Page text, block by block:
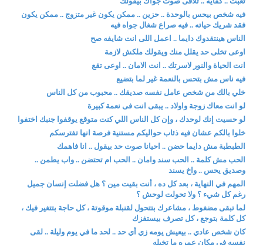
فيه شخص بيحس بالوحدة .. حزين .. ممكن يكون غير متزوج .. ممكن يكون
فقد شريك حياته .. فيه صراع شغال جواه فيه
الناس هينتقدوك دايما .. اعمل اللى انت شايفه صح
اوعى تخلى حد يقلل منك ويقولك ملكش لازمة
انت الحياة والنور لاسرتك .. انت الامان .. اوعى تقع
فيه ناس مش بتحس بالنعمة غير لما بتضيع
خلي بالك من شخص عامل نفسه صديقك .. محبوب من كل الناس
لو انت معاك زوجة واولاد .. يبقى انت فى نعمة كبيرة
لو حسيت إنك لوحدك ، وإن كل الناس اللي كنت متوقع يوقفوا جنبك اختفوا
خلوا بالكم عشان فيه ذئاب حواليكم مستنية فرصة انها تفترسكم
الطبطبة مش دايما حضن .. احيانا صوت حد بيقول .. انا فاهمك
الحب مش كلمة .. الحب سند وامان .. الحب ام تحتضن .. واب يطمن ..
وصديق يحس .. واخ يسند
المهم في النهاية ، بعد كل ده ، أنت بقيت مين ؟ هل فضلت إنسان جميل
رغم كل شيء ؟ ولا تحولت لوحش ؟
لما تبقى مضغوط ، مشاعرك بتتحول لقنبلة موقوتة ، كل حاجة بتتغير فيك ،
كل كلمة بتوجع ، كل تصرف بيستفزك
كان شخص عادي .. بيعيش يومه زي أي حد .. لحد ما في يوم وليلة .. لقى
نفسه في مكان عمره ما تخيله